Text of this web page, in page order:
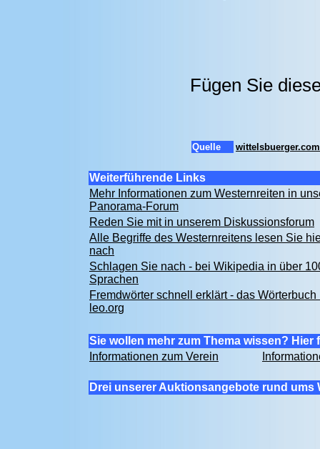
Fügen Sie
Quelle wittelsbuerger.com
Weiterführende Links
Mehr Informationen zum Westernreiten in
Panorama-Forum
Reden Sie mit in unserem Diskussionsforum
Alle Begriffe des Westernreitens lesen Sie
nach
Schlagen Sie nach - bei Wikipedia in über
Sprachen
Fremdwörter schnell erklärt - das Wörterbuch
leo.org
Sie wollen mehr zum Thema wissen? Hier
Informationen zum Verein
Drei unserer Auktionsangebote rund ums